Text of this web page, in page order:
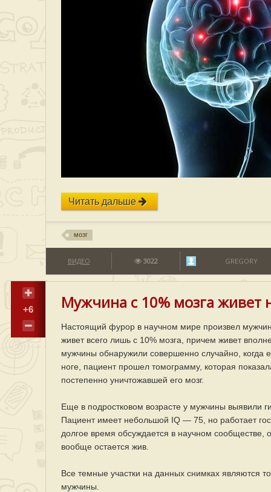
Читать дальше
мозг
ВИДЕО 3022 GREGORY
+6 Мужчина с 10% мозга
Настоящий фурор в научном мире произвел
живет всего лишь с 10% мозга, причем живет
мужчины обнаружили совершенно случайно, когда
ноге, пациент прошел томограмму, которая
постепенно уничтожавшей его мозг.
Еще в подростковом возрасте у мужчины выявили
Пациент имеет небольшой IQ — 75, но работает
долгое время обсуждается в научном сообществе,
вообще остается жив.
Все темные участки на данных снимках являются
мужчины.